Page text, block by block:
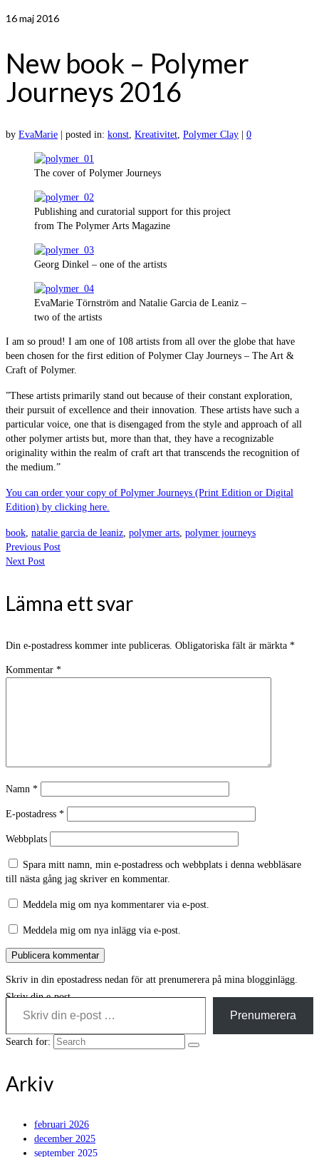
16maj 2016
New book – Polymer
Journeys 2016
by EvaMarie posted in: konst, Kreativitet, Polymer Clay 0
The cover of Polymer Journeys
Publishing and curatorial support for this project
from The Polymer Arts Magazine
Georg Dinkel – one of the artists
EvaMarie Törnström and Natalie Garcia de Leaniz –
two of the artists
I am so proud! I am one of 108 artists from all over the globe that have
been chosen for the first edition of Polymer Clay Journeys – The Art &
Craft of Polymer.
”These artists primarily stand out because of their constant exploration,
their pursuit of excellence and their innovation. These artists have such a
particular voice, one that is disengaged from the style and approach of all
other polymer artists but, more than that, they have a recognizable
originality within the realm of craft art that transcends the recognition of
the medium.”
You can order your copy of Polymer Journeys (Print Edition or Digital
Edition) by clicking here.
book, natalie garcia de leaniz, polymer arts, polymer journeys
Previous Post
Next Post
Lämna ett svar
Din e-postadress kommer inte publiceras. Obligatoriska fält är märkta *
Kommentar *
Namn *
E-postadress *
Webbplats
Spara mitt namn, min e-postadress och webbplats i denna webbläsare
till nästa gång jag skriver en kommentar.
Meddela mig om nya kommentarer via e-post.
Meddela mig om nya inlägg via e-post.
Skriv in din epostadress nedan för att prenumerera på mina blogginlägg.
Skriv din e-post …
Prenumerera
Search for:
Arkiv
februari 2026
december 2025
september 2025